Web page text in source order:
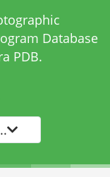
Database
PDB.